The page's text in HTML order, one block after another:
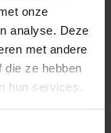
onze
analyse. Deze
met andere
die ze hebben
hun services.